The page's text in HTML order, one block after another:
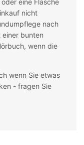
nicht
nach
einer bunten
wenn die
wenn Sie etwas
- fragen Sie